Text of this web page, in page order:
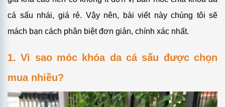
cá sấu nhái, giá rẻ. Vậy nên, bài viết này chúng tôi sẽ
mách bạn cách phân biệt đơn giản, chính xác nhất.
1. Vì sao móc khóa da cá sấu được chọn
mua nhiều?